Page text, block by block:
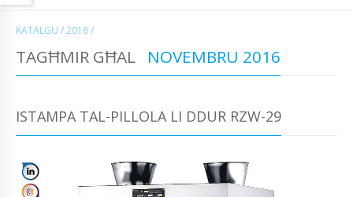
KATALGU /2016/
TAGĦMIR GĦAL NOVEMBRU 2016
ISTAMPA TAL-PILLOLA LI DDUR RZW-29